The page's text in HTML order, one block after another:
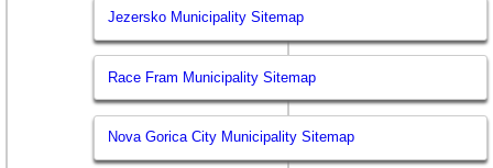
Jezersko Municipality Sitemap
Race Fram Municipality Sitemap
Nova Gorica City Municipality Sitemap